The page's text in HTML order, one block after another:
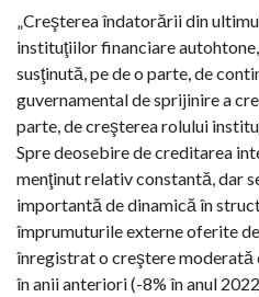
„Creşterea îndatorării din
instituţiilor financiare
susţinută, pe de o parte, de
guvernamental de sprijinire a
parte, de creşterea rolului
Spre deosebire de creditarea
menţinut relativ constantă, dar
importantă de dinamică în
împrumuturile externe oferite
înregistrat o creştere moderată
în anii anteriori (-8% în anul